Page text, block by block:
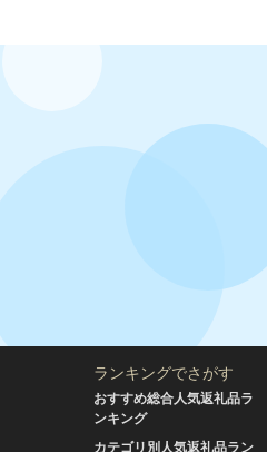
ランキングでさがす
おすすめ総合人気返礼品ラ
ンキング
カテゴリ別人気返礼品ラン